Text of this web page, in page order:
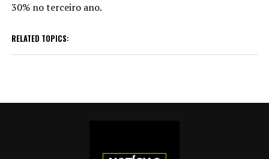
30% no terceiro ano.
RELATED TOPICS: